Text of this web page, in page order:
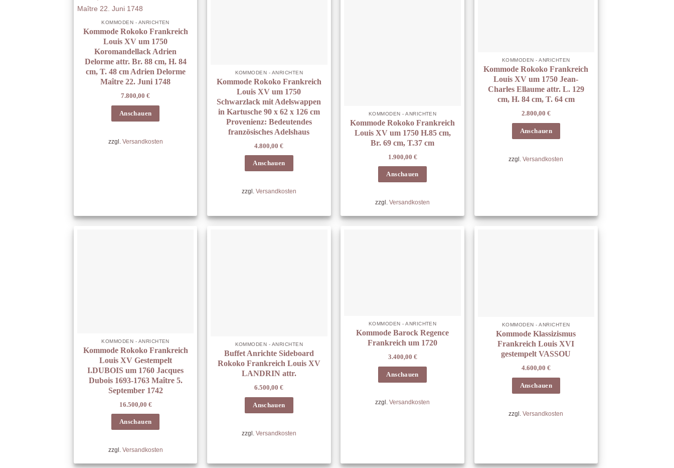
KOMMODEN - ANRICHTEN
Kommode Rokoko Frankreich
Louis XV um 1750
Koromandellack Adrien
Delorme attr. Br. 88 cm, H. 84
cm, T. 48 cm Adrien Delorme
Maître 22. Juni 1748
7.800,00€
Anschauen
zzgl. Versandkosten
KOMMODEN - ANRICHTEN
Kommode Rokoko Frankreich
Louis XV um 1750
Schwarzlack mit Adelswappen
in Kartusche 90 x 62 x 126 cm
Provenienz: Bedeutendes
französisches Adelshaus
4.800,00€
Anschauen
zzgl. Versandkosten
KOMMODEN - ANRICHTEN
Kommode Rokoko Frankreich
Louis XV um 1750 H.85 cm,
Br. 69 cm, T.37 cm
1.900,00 €
Anschauen
zzgl.Versandkosten
KOMMODEN - ANRICHTEN
Kommode Rokoko Frankreich
Louis XV um 1750 Jean-
Charles Ellaume attr. L. 129
cm, H. 84 cm, T. 64 cm
2.800,00 €
Anschauen
zzgl.Versandkosten
KOMMODEN - ANRICHTEN
Kommode Rokoko Frankreich
Louis XV Gestempelt
I.DUBOIS um 1760 Jacques
Dubois 1693-1763 Maître 5.
September 1742
16.500,00 €
Anschauen
zzgl. Versandkosten
KOMMODEN - ANRICHTEN
Buffet Anrichte Sideboard
Rokoko Frankreich Louis XV
LANDRIN attr.
6.500,00€
Anschauen
zzgl. Versandkosten
KOMMODEN - ANRICHTEN
Kommode Barock Regence
Frankreich um 1720
3.400,00 €
Anschauen
zzgl.Versandkosten
KOMMODEN - ANRICHTEN
Kommode Klassizismus
Frankreich Louis XVI
gestempelt VASSOU
4.600,00 €
Anschauen
zzgl.Versandkosten